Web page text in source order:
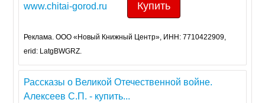
www.chitai-gorod.ru Купить
Реклама. ООО «Новый Книжный Центр», ИНН: 7710422909,
erid: LatgBWGRZ.
Рассказы о Великой Отечественной войне.
Алексеев С.П. - купить...